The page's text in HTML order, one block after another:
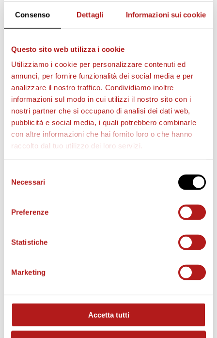
Consenso Dettagli Informazioni sui cookie
Questo sito web utilizza i cookie
Utilizziamo i cookie per personalizzare contenuti ed
annunci, per fornire funzionalità dei social media e per
analizzare il nostro traffico. Condividiamo inoltre
informazioni sul modo in cui utilizzi il nostro sito con i
nostri partner che si occupano di analisi dei dati web,
pubblicità e social media, i quali potrebbero combinarle
con altre informazioni che hai fornito loro o che hanno
raccolto dal tuo utilizzo dei loro servizi.
delNecessari
Preferenze
Statistiche
Marketing
Accetta tutti
AS CITTADELLA STORE